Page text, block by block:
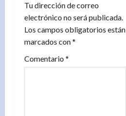
ó
n
e
Tu dirección de correo
electrónico no será publicada.
Los campos obligatorios están
marcados con*
Comentario *